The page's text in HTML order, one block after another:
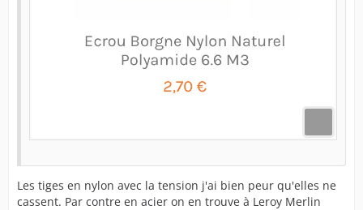
Les tiges en nylon avec la tension j'ai bien peur qu'elles ne
cassent. Par contre en acier on en trouve à Leroy Merlin